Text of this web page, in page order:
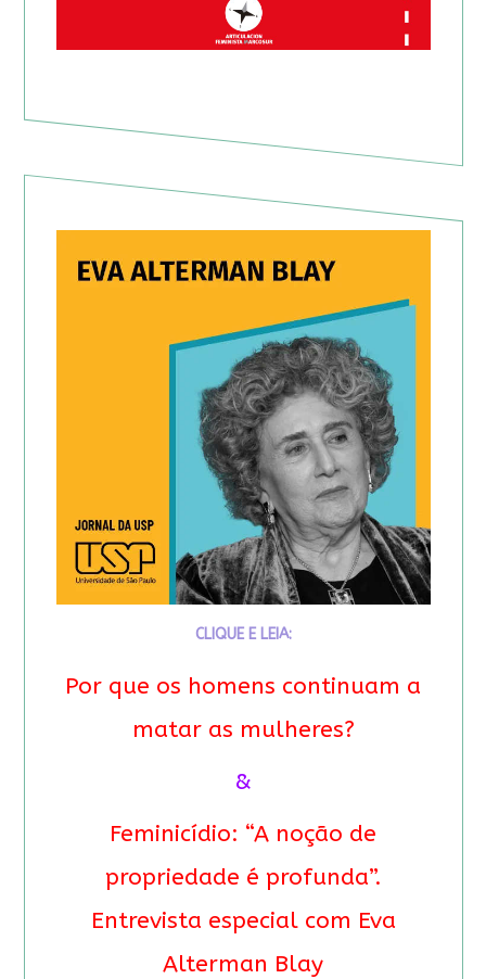
CLIQUE E LEIA:
Por que os homens continuam a
matar as mulheres?
&
Feminicídio: “A noção de
propriedade é profunda”.
Entrevista especial com Eva
Alterman Blay